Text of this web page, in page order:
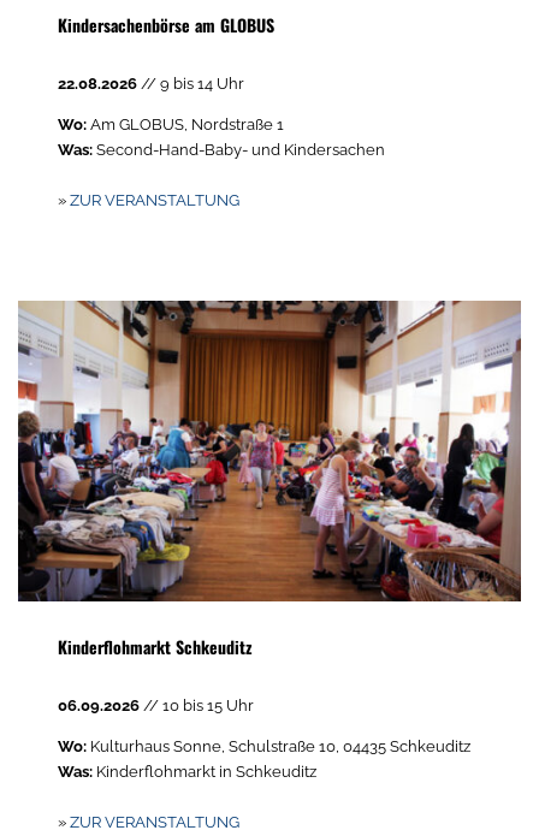
Kindersachenbörse am GLOBUS
22.08.2026 // 9 bis 14 Uhr
Wo: Am GLOBUS, Nordstraße 1
Was:Second-Hand-Baby- und Kindersachen
»ZUR VERANSTALTUNG
Kinderflohmarkt Schkeuditz
06.09.2026 // 10 bis 15 Uhr
Wo: Kulturhaus Sonne, Schulstraße 10, 04435 Schkeuditz
Was: Kinderflohmarkt in Schkeuditz
»ZUR VERANSTALTUNG